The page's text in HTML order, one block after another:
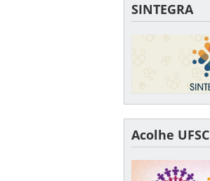
SINTEGRA
Acolhe UFSC